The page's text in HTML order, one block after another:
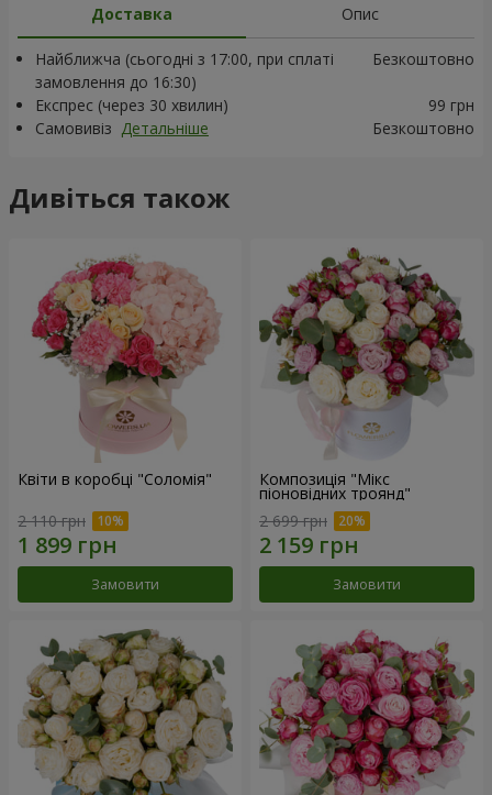
Доставка
Опис
Найближча (сьогодні з 17:00, при сплаті
замовлення до 16:30)
Безкоштовно
Експрес (через 30 хвилин)
99 грн
Самовивіз Детальніше Безкоштовно
Дивіться також
Квіти в коробці "Соломія"
2 110 грн
Замовити
Композиція "Мікс
піоновідних троянд"
2 699 грн
Замовити